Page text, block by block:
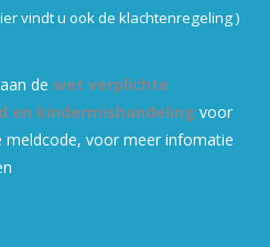
er vindt u ook de klachtenregeling)
de wet verplichte
en kindermishandeling voor
meldcode, voor meer infomatie